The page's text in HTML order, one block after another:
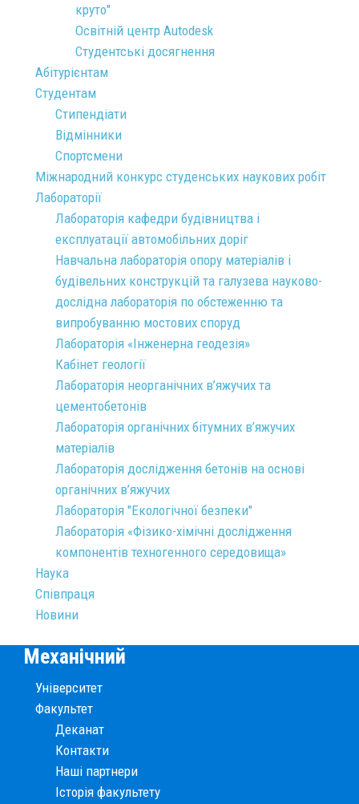
круто"
Освітній центр Autodesk
Студентські досягнення
Абітурієнтам
Студентам
Стипендіати
Відмінники
Спортсмени
Міжнародний конкурс студенських наукових робіт
Лабораторії
Лабораторія кафедри будівництва і
експлуатації автомобільних доріг
Навчальна лабораторія опору матеріалів і
будівельних конструкцій та галузева науково-
дослідна лабораторія по обстеженню та
випробуванню мостових споруд
Лабораторія «Інженерна геодезія»
Кабінет геології
Лабораторія неорганічних в’яжучих та
цементобетонів
Лабораторія органічних бітумних в’яжучих
матеріалів
Лабораторія дослідження бетонів на основі
органічних в’яжучих
Лабораторія "Екологічної безпеки"
Лабораторія «Фізико-хімічні дослідження
компонентів техногенного середовища»
Наука
Співпраця
Новини
Механічний
Університет
Факультет
Деканат
Контакти
Наші партнери
Історія факультету